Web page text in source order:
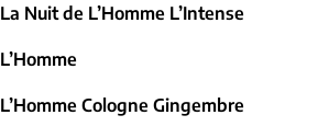
La Nuit de L’Homme L’Intense
L’Homme
L’Homme Cologne Gingembre